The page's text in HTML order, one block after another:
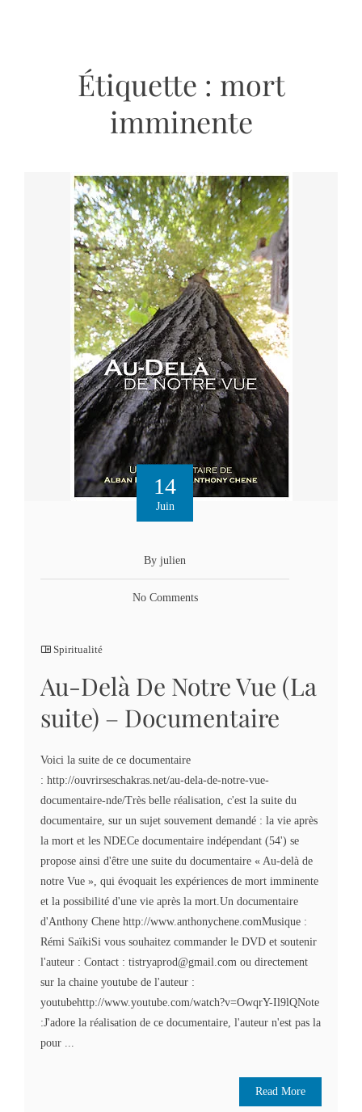
Étiquette : mort
imminente
14
Juin
By julien
No Comments
Spiritualité
Au-Delà De Notre Vue (La
suite) – Documentaire
Voici la suite de ce documentaire
: http://ouvrirseschakras.net/au-dela-de-notre-vue-
documentaire-nde/Très belle réalisation, c'est la suite du
documentaire, sur un sujet souvement demandé : la vie après
la mort et les NDECe documentaire indépendant (54') se
propose ainsi d'être une suite du documentaire « Au-delà de
notre Vue », qui évoquait les expériences de mort imminente
et la possibilité d'une vie après la mort.Un documentaire
d'Anthony Chene http://www.anthonychene.comMusique :
Rémi SaïkiSi vous souhaitez commander le DVD et soutenir
l'auteur : Contact : tistryaprod@gmail.com ou directement
sur la chaine youtube de l'auteur :
youtubehttp://www.youtube.com/watch?v=OwqrY-Il9lQNote
:J'adore la réalisation de ce documentaire, l'auteur n'est pas la
pour ...
Read More